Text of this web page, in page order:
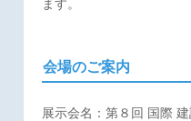
ます。
会場のご案内
展示会名：第８回 国際